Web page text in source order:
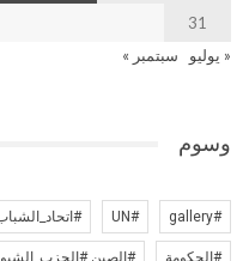
31
« يوليو
سبتمبر »
وسوم
#gallery
#UN
#الحكومة #الصين